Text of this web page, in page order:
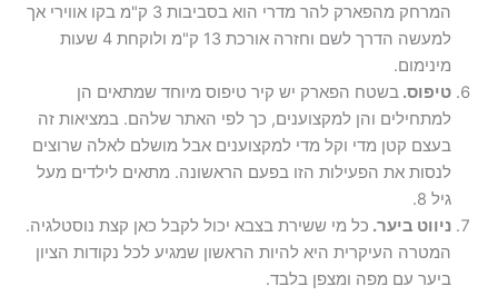
המרחק מהפארק להר מדרי הוא בסביבות 3 ק"מ בקו אווירי אך
למעשה הדרך לשם וחזרה אורכת 13 ק"מ ולוקחת 4 שעות
מינימום.
טיפוס. בשטח הפארק יש קיר טיפוס מיוחד שמתאים הן
למתחילים והן למקצוענים, כך לפי האתר שלהם. במציאות זה
בעצם קטן מדי וקל מדי למקצוענים אבל מושלם לאלה שרוצים
לנסות את הפעילות הזו בפעם הראשונה. מתאים לילדים מעל
גיל 8.
ניווט ביער. כל מי ששירת בצבא יכול לקבל כאן קצת נוסטלגיה.
המטרה העיקרית היא להיות הראשון שמגיע לכל נקודות הציון
ביער עם מפה ומצפן בלבד.